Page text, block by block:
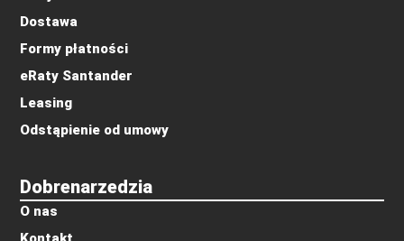
Dobrenarzedzia
O nas
Dostawa
Formy płatności
eRaty Santander
Leasing
Odstąpienie od umowy